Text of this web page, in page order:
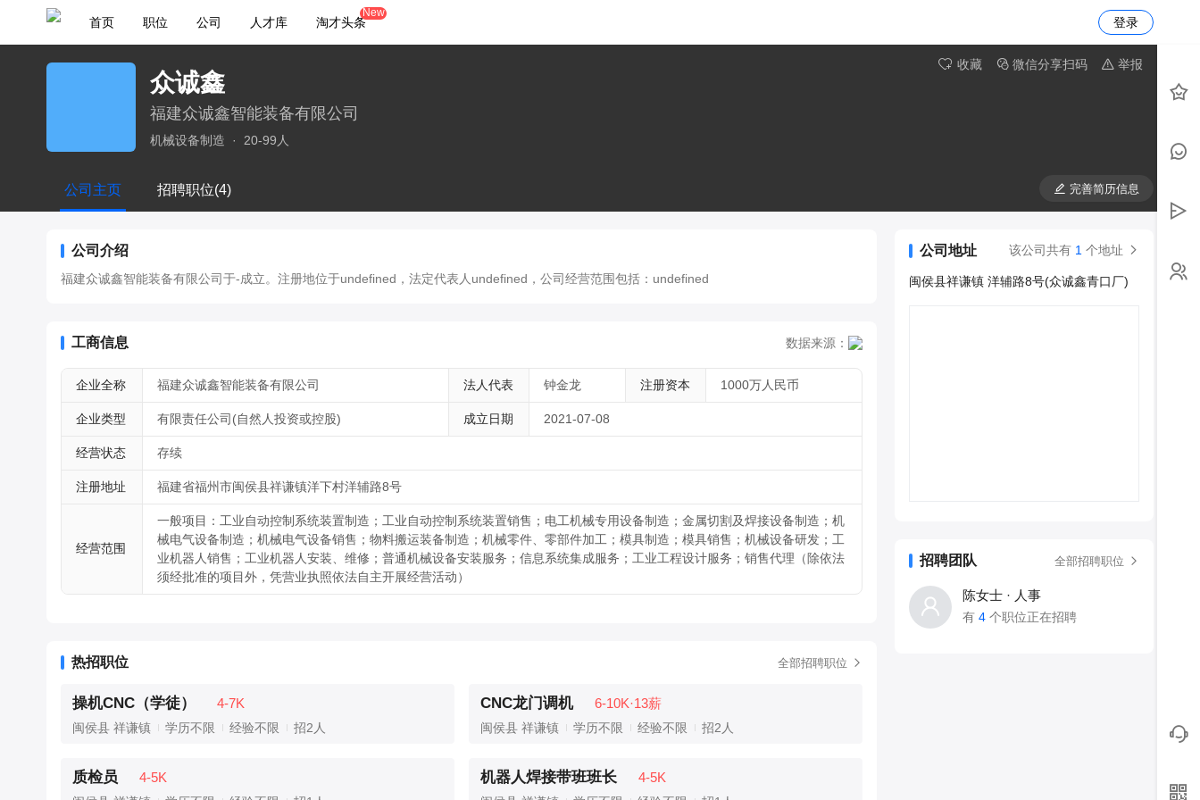
首页 职位 公司 人才库 淘才头条
New
登录
众诚鑫
福建众诚鑫智能装备有限公司
机械设备制造 · 20-99人
收藏 微信分享扫码 举报
公司主页 招聘职位(4) 完善简历信息
公司介绍
福建众诚鑫智能装备有限公司于-成立。注册地位于undefined，法定代表人undefined，公司经营范围包括：undefined
工商信息 数据来源：
企业全称 福建众诚鑫智能装备有限公司 法人代表 钟金龙 注册资本 1000万人民币
企业类型 有限责任公司(自然人投资或控股) 成立日期 2021-07-08
经营状态 存续
注册地址 福建省福州市闽侯县祥谦镇洋下村洋辅路8号
经营范围
一般项目：工业自动控制系统装置制造；工业自动控制系统装置销售；电工机械专用设备制造；金属切割及焊接设备制造；机
械电气设备制造；机械电气设备销售；物料搬运装备制造；机械零件、零部件加工；模具制造；模具销售；机械设备研发；工
业机器人销售；工业机器人安装、维修；普通机械设备安装服务；信息系统集成服务；工业工程设计服务；销售代理（除依法
须经批准的项目外，凭营业执照依法自主开展经营活动）
热招职位 全部招聘职位
操机CNC（学徒） 4-7K
闽侯县 祥谦镇 学历不限 经验不限 招2人
CNC龙门调机 6-10K·13薪
闽侯县 祥谦镇 学历不限 经验不限 招2人
质检员 4-5K 机器人焊接带班班长 4-5K
公司地址 该公司共有 1 个地址
闽侯县祥谦镇 洋辅路8号(众诚鑫青口厂)
招聘团队 全部招聘职位
陈女士 · 人事
有 4 个职位正在招聘